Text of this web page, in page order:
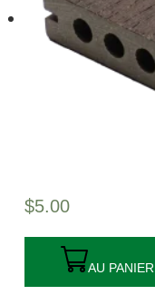
$5.00
AU PANIER